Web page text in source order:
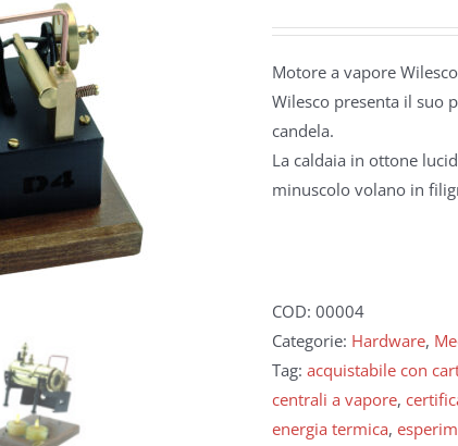
Motore a vapore
Wilesco presenta il suo
candela.
La caldaia in ottone
minuscolo volano in
COD: 00004
Categorie: Hardware,
Tag: acquistabile con
centrali a vapore,
energia termica,